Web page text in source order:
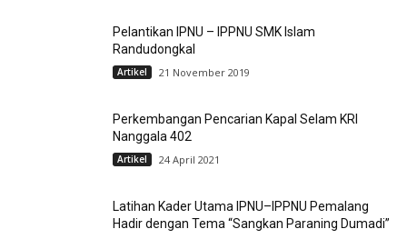
Pelantikan IPNU – IPPNU SMK Islam
Randudongkal
Artikel 21 November 2019
Perkembangan Pencarian Kapal Selam KRI
Nanggala 402
Artikel 24 April 2021
Latihan Kader Utama IPNU–IPPNU Pemalang
Hadir dengan Tema “Sangkan Paraning Dumadi”